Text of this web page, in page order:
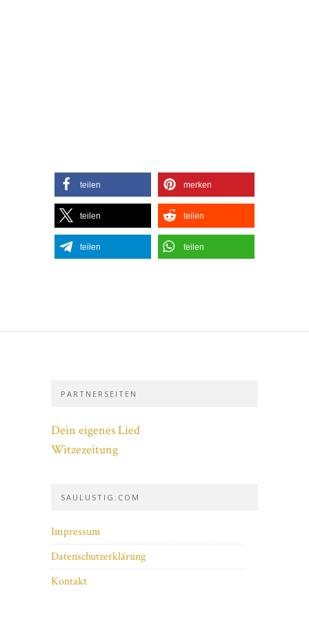
teilen merken
teilen teilen
teilen teilen
PARTNERSEITEN
Dein eigenes Lied
Witzezeitung
SAULUSTIG.COM
Impressum
Datenschutzerklärung
Kontakt